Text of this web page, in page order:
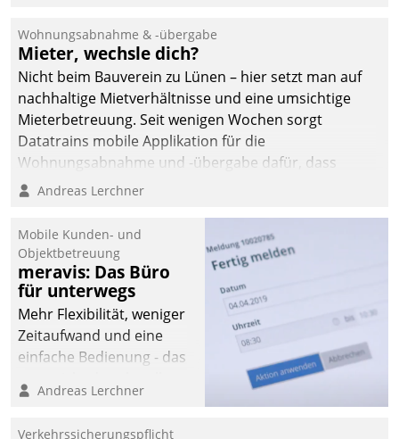
und Beschwerde-Management einen eigenen Kanal
ein.
Wohnungsabnahme & -übergabe
Mieter, wechsle dich?
Nicht beim Bauverein zu Lünen – hier setzt man auf
nachhaltige Mietverhältnisse und eine umsichtige
Mieterbetreuung. Seit wenigen Wochen sorgt
Datatrains mobile Applikation für die
Wohnungsabnahme und -übergabe dafür, dass
Mieter wohlgeordnet kommen und, so es sein muss,
Andreas Lerchner
Mobile Kunden- und
Objektbetreuung
meravis: Das Büro
für unterwegs
Mehr Flexibilität, weniger
Zeitaufwand und eine
einfache Bedienung - das
Cockpit für mobile
Andreas Lerchner
Verkehrssicherungspflicht